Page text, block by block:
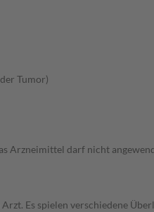
Tumor)
Arzneimittel darf nicht
Es spielen verschiedene